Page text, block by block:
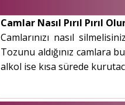
Camlar Nasıl Pırıl Pırıl
Camlarınızı nasıl
Tozunu aldığınız camlara
alkol ise kısa sürede